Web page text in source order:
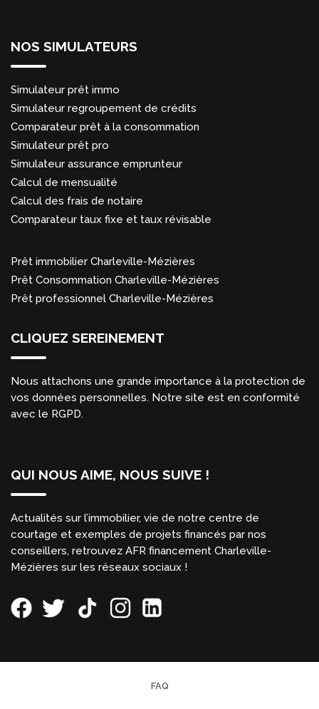
NOS SIMULATEURS
Simulateur prêt immo
Simulateur regroupement de crédits
Comparateur prêt à la consommation
Simulateur prêt pro
Simulateur assurance emprunteur
Calcul de mensualité
Calcul des frais de notaire
Comparateur taux fixe et taux révisable
Prêt immobilier Charleville-Mézières
Prêt Consommation Charleville-Mézières
Prêt professionnel Charleville-Mézières
CLIQUEZ SEREINEMENT
Nous attachons une grande importance à la protection de
vos données personnelles. Notre site est en conformité
avec le RGPD.
QUI NOUS AIME, NOUS SUIVE !
Actualités sur l’immobilier, vie de notre centre de
courtage et exemples de projets financés par nos
conseillers, retrouvez AFR financement Charleville-
Mézières sur les réseaux sociaux !
FAQ